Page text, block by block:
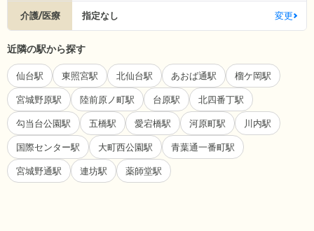
介護/医療 指定なし 変更
近隣の駅から探す
仙台駅 東照宮駅 北仙台駅 あおば通駅 榴ケ岡駅
宮城野原駅 陸前原ノ町駅 台原駅 北四番丁駅
勾当台公園駅 五橋駅 愛宕橋駅 河原町駅 川内駅
国際センター駅 大町西公園駅 青葉通一番町駅
宮城野通駅 連坊駅 薬師堂駅